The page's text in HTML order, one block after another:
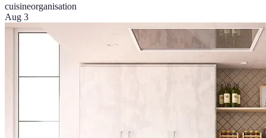
cuisineorganisation
Aug 3